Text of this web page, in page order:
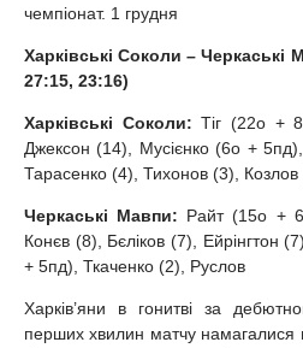
чемпіонат. 1 грудня
Харківські Соколи – Черкаські
27:15, 23:16)
Харківські Соколи: Тіг (22о +
Джексон (14), Мусієнко (6о +
Тарасенко (4), Тихонов (3), Козлов
Черкаські Мавпи: Райт (15о +
Конєв (8), Бєліков (7), Ейрінгтон
+ 5пд), Ткаченко (2), Руслов
Харків’яни в гонитві за
перших хвилин матчу намагалися